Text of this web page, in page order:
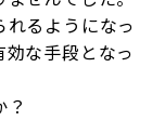
るようになっ
な手段となっ